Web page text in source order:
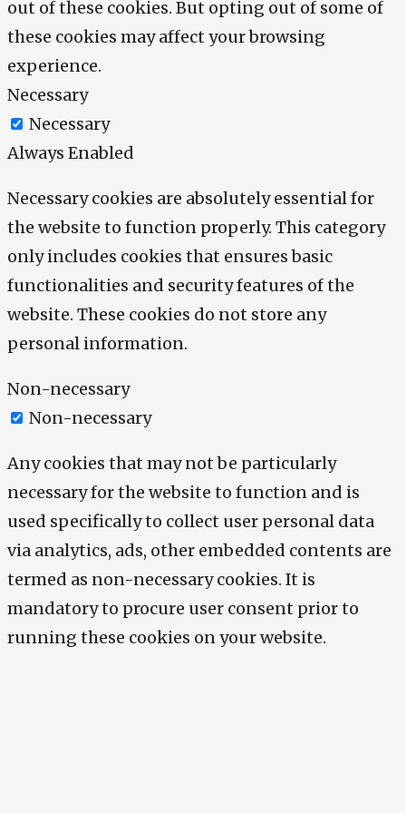
out of these cookies. But opting out of some of
these cookies may affect your browsing
experience.
Necessary
Necessary
Always Enabled
Necessary cookies are absolutely essential for
the website to function properly. This category
only includes cookies that ensures basic
functionalities and security features of the
website. These cookies do not store any
personal information.
Non-necessary
Non-necessary
Any cookies that may not be particularly
necessary for the website to function and is
used specifically to collect user personal data
via analytics, ads, other embedded contents are
termed as non-necessary cookies. It is
mandatory to procure user consent prior to
running these cookies on your website.